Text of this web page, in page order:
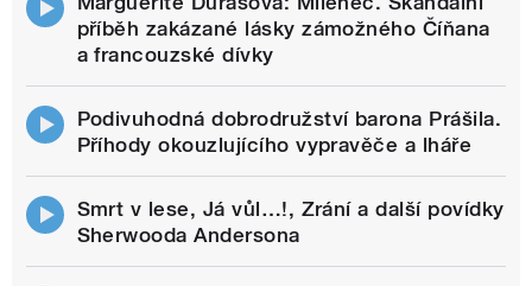
příběh zakázané lásky zámožného Číňana
a francouzské dívky
Podivuhodná dobrodružství barona Prášila.
Příhody okouzlujícího vypravěče a lháře
Smrt v lese, Já vůl…!, Zrání a další povídky
Sherwooda Andersona